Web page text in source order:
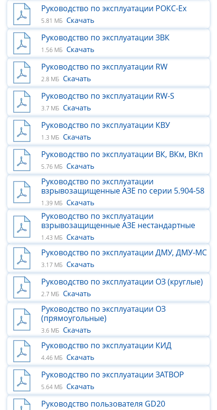
Руководство по эксплуатации РОКС-Ех
5.81 МБ Скачать
Руководство по эксплуатации ЗВК
1.56 МБ Скачать
Руководство по эксплуатации RW
2.8 МБ Скачать
Руководство по эксплуатации RW-S
3.7 МБ Скачать
Руководство по эксплуатации КВУ
1.3 МБ Скачать
Руководство по эксплуатации ВК, ВКм, ВКп
5.76 МБ Скачать
Руководство по эксплуатации
взрывозащищенные АЗЕ по серии 5.904-58
1.39 МБ Скачать
Руководство по эксплуатации
взрывозащищенные АЗЕ нестандартные
1.43 МБ Скачать
Руководство по эксплуатации ДМУ, ДМУ-МС
3.17 МБ Скачать
Руководство по эксплуатации ОЗ (круглые)
2.7 МБ Скачать
Руководство по эксплуатации ОЗ
(прямоугольные)
3.6 МБ Скачать
Руководство по эксплуатации КИД
4.46 МБ Скачать
Руководство по эксплуатации ЗАТВОР
5.64 МБ Скачать
Руководство пользователя GD20